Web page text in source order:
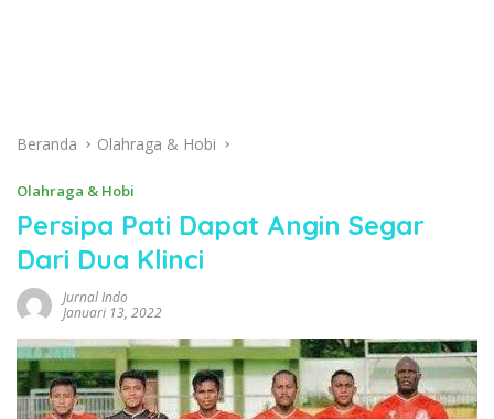
Beranda Olahraga & Hobi
Olahraga & Hobi
Persipa Pati Dapat Angin Segar
Dari Dua Klinci
Jurnal Indo
Januari 13, 2022